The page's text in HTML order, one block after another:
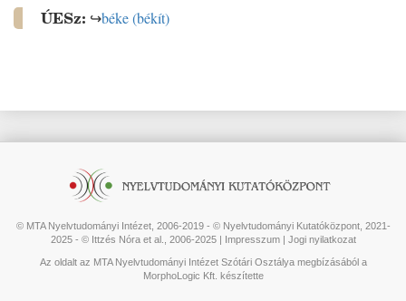
ÚESz: ↪béke(békít)
© MTA Nyelvtudományi Intézet, 2006-2019 - © Nyelvtudományi Kutatóközpont, 2021-
2025 - © Ittzés Nóra et al., 2006-2025 | Impresszum| Jogi nyilatkozat
Az oldalt az MTA Nyelvtudományi Intézet Szótári Osztálya megbízásából a
MorphoLogic Kft. készítette